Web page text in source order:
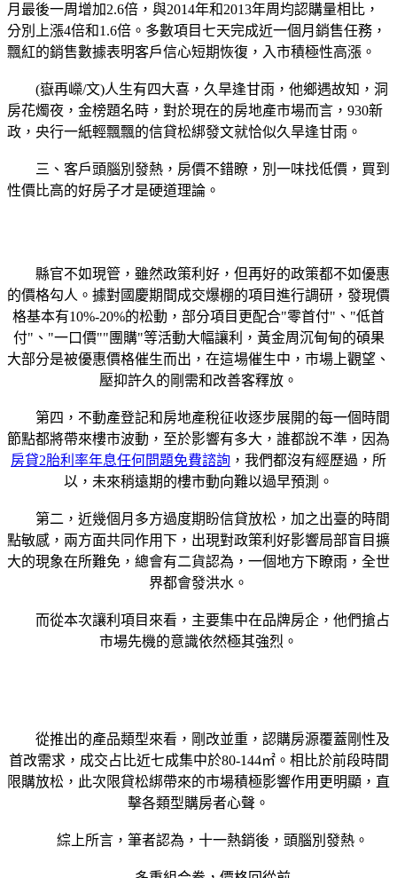
月最後一周增加2.6倍，與2014年和2013年周均認購量相比，
分別上漲4倍和1.6倍。多數項目七天完成近一個月銷售任務，
飄紅的銷售數據表明客戶信心短期恢復，入市積極性高漲。
(嶽再嶸/文)人生有四大喜，久旱逢甘雨，他鄉遇故知，洞
房花燭夜，金榜題名時，對於現在的房地產市場而言，930新
政，央行一紙輕飄飄的信貸松綁發文就恰似久旱逢甘雨。
三、客戶頭腦別發熱，房價不錯瞭，別一味找低價，買到
性價比高的好房子才是硬道理論。
縣官不如現管，雖然政策利好，但再好的政策都不如優惠
的價格勾人。據對國慶期間成交爆棚的項目進行調研，發現價
格基本有10%-20%的松動，部分項目更配合"零首付"、"低首
付"、"一口價""團購"等活動大幅讓利，黃金周沉甸甸的碩果
大部分是被優惠價格催生而出，在這場催生中，市場上觀望、
壓抑許久的剛需和改善客釋放。
第四，不動產登記和房地產稅征收逐步展開的每一個時間
節點都將帶來樓市波動，至於影響有多大，誰都說不準，因為
房貸2胎利率年息任何問題免費諮詢 ，我們都沒有經歷過，所
以，未來稍遠期的樓市動向難以過早預測。
第二，近幾個月多方過度期盼信貸放松，加之出臺的時間
點敏感，兩方面共同作用下，出現對政策利好影響局部盲目擴
大的現象在所難免，總會有二貨認為，一個地方下瞭雨，全世
界都會發洪水。
而從本次讓利項目來看，主要集中在品牌房企，他們搶占
市場先機的意識依然極其強烈。
從推出的產品類型來看，剛改並重，認購房源覆蓋剛性及
首改需求，成交占比近七成集中於80-144㎡。相比於前段時間
限購放松，此次限貸松綁帶來的市場積極影響作用更明顯，直
擊各類型購房者心聲。
綜上所言，筆者認為，十一熱銷後，頭腦別發熱。